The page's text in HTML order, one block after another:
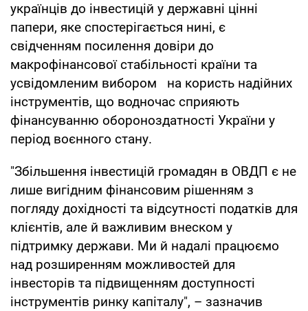
українців до інвестицій у державні цінні
папери, яке спостерігається нині, є
свідченням посилення довіри до
макрофінансової стабільності країни та
усвідомленим вибором на користь надійних
інструментів, що водночас сприяють
фінансуванню обороноздатності України у
період воєнного стану.
"Збільшення інвестицій громадян в ОВДП є не
лише вигідним фінансовим рішенням з
погляду дохідності та відсутності податків для
клієнтів, але й важливим внеском у
підтримку держави. Ми й надалі працюємо
над розширенням можливостей для
інвесторів та підвищенням доступності
інструментів ринку капіталу", – зазначив